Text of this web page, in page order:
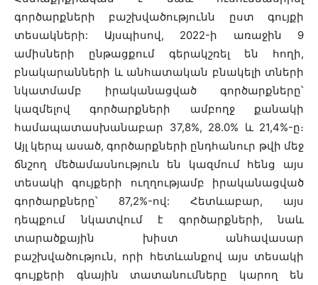
գործարքների բաշխվածությունն ըստ գույքի
տեսակների: Այսպիսով, 2022-ի առաջին 9
ամիսների ընթացքում գերակշռել են հողի,
բնակարանների և անհատական բնակելի տների
նկատմամբ իրականացված գործարքները՝
կազմելով գործարքների ամբողջ քանակի
համապատասխանաբար 37,8%, 28.0% և 21,4%-ը։
Այլ կերպ ասած, գործարքների ընդհանուր թվի մեջ
ճնշող մեծամասնություն են կազմում հենց այս
տեսակի գույքերի ուղղությամբ իրականացված
գործարքները՝ 87,2%-ով: Հետևաբար, այս
դեպքում նկատվում է գործարքների, նաև
տարածքային խիստ անհավասար
բաշխվածություն, որի հետևանքով այս տեսակի
գույքերի գնային տատանումները կարող են